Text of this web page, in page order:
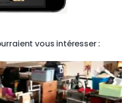
vous intéresser :